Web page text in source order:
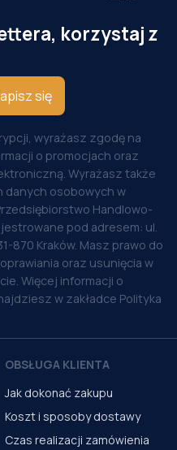
korzystaj z
się
wyrażasz zgodę na
o promocjach oraz
Wyrażasz także
danych osobowych w
Handlowo-
pod adresem: ul.
870 Kraków. Masz prawo do
oraz usunięcia w
Więcej informacji o
w zakładce Polityka
OBSŁUGA KLIENTA
Jak dokonać zakupu
Koszt i sposoby dostawy
Czas realizacji zamówienia